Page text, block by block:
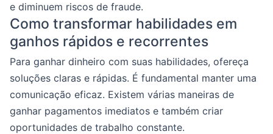
e diminuem riscos de fraude.
Como transformar habilidades em
ganhos rápidos e recorrentes
Para ganhar dinheiro com suas habilidades, ofereça
soluções claras e rápidas. É fundamental manter uma
comunicação eficaz. Existem várias maneiras de
ganhar pagamentos imediatos e também criar
oportunidades de trabalho constante.